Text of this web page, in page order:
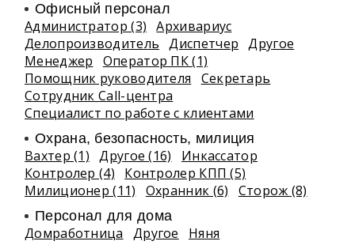
Офисный персонал
Администратор (3)
Архивариус
Делопроизводитель
Диспетчер
Другое
Менеджер
Оператор ПК (1)
Помощник руководителя
Секретарь
Сотрудник Call-центра
Специалист по работе с клиентами
Охрана, безопасность, милиция
Вахтер (1) Другое (16)
Инкассатор
Контролер (4)
Контролер КПП (5)
Милиционер (11)
Охранник (6) Сторож (8)
Персонал для дома
Домработница Другое
Няня